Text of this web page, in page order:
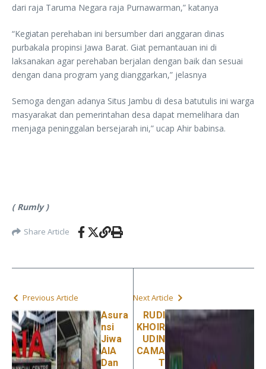
dari raja Taruma Negara raja Purnawarman,” katanya
“Kegiatan perehaban ini bersumber dari anggaran dinas
purbakala propinsi Jawa Barat. Giat pemantauan ini di
laksanakan agar perehaban berjalan dengan baik dan sesuai
dengan dana program yang dianggarkan,” jelasnya
Semoga dengan adanya Situs Jambu di desa batutulis ini warga
masyarakat dan pemerintahan desa dapat memelihara dan
menjaga peninggalan bersejarah ini,” ucap Ahir babinsa.
( Rumly )
Share Article
Previous Article
Asura
nsi
Jiwa
AIA
Dan
Next Article
RUDI
KHOIR
UDIN
CAMA
T